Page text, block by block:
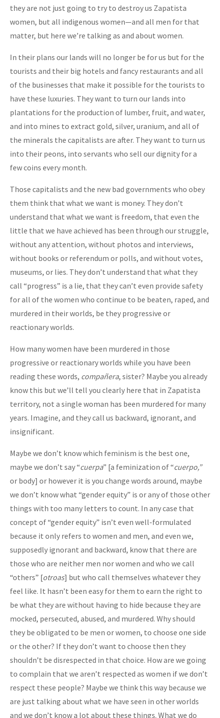
they are not just going to try to destroy us Zapatista
women, but all indigenous women—and all men for that
matter, but here we’re talking as and about women.
In their plans our lands will no longer be for us but for the
tourists and their big hotels and fancy restaurants and all
of the businesses that make it possible for the tourists to
have these luxuries. They want to turn our lands into
plantations for the production of lumber, fruit, and water,
and into mines to extract gold, silver, uranium, and all of
the minerals the capitalists are after. They want to turn us
into their peons, into servants who sell our dignity for a
few coins every month.
Those capitalists and the new bad governments who obey
them think that what we want is money. They don’t
understand that what we want is freedom, that even the
little that we have achieved has been through our struggle,
without any attention, without photos and interviews,
without books or referendum or polls, and without votes,
museums, or lies. They don’t understand that what they
call “progress” is a lie, that they can’t even provide safety
for all of the women who continue to be beaten, raped, and
murdered in their worlds, be they progressive or
reactionary worlds.
How many women have been murdered in those
progressive or reactionary worlds while you have been
reading these words, compañera, sister? Maybe you already
know this but we’ll tell you clearly here that in Zapatista
territory, not a single woman has been murdered for many
years. Imagine, and they call us backward, ignorant, and
insignificant.
Maybe we don’t know which feminism is the best one,
maybe we don’t say “cuerpa” [a feminization of “cuerpo,”
or body] or however it is you change words around, maybe
we don’t know what “gender equity” is or any of those other
things with too many letters to count. In any case that
concept of “gender equity” isn’t even well-formulated
because it only refers to women and men, and even we,
supposedly ignorant and backward, know that there are
those who are neither men nor women and who we call
“others” [otroas] but who call themselves whatever they
feel like. It hasn’t been easy for them to earn the right to
be what they are without having to hide because they are
mocked, persecuted, abused, and murdered. Why should
they be obligated to be men or women, to choose one side
or the other? If they don’t want to choose then they
shouldn’t be disrespected in that choice. How are we going
to complain that we aren’t respected as women if we don’t
respect these people? Maybe we think this way because we
are just talking about what we have seen in other worlds
and we don’t know a lot about these things. What we do